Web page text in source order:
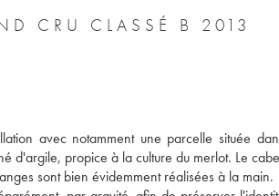
CHÂTEAU CANON 1ER GRAND CRU CLASSÉ B 2013
avec notamment une parcelle située
d'argile, propice à la culture du merlot. Le
sont bien évidemment réalisées à la main.